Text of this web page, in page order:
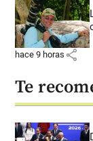
hace 9 horas share
Te